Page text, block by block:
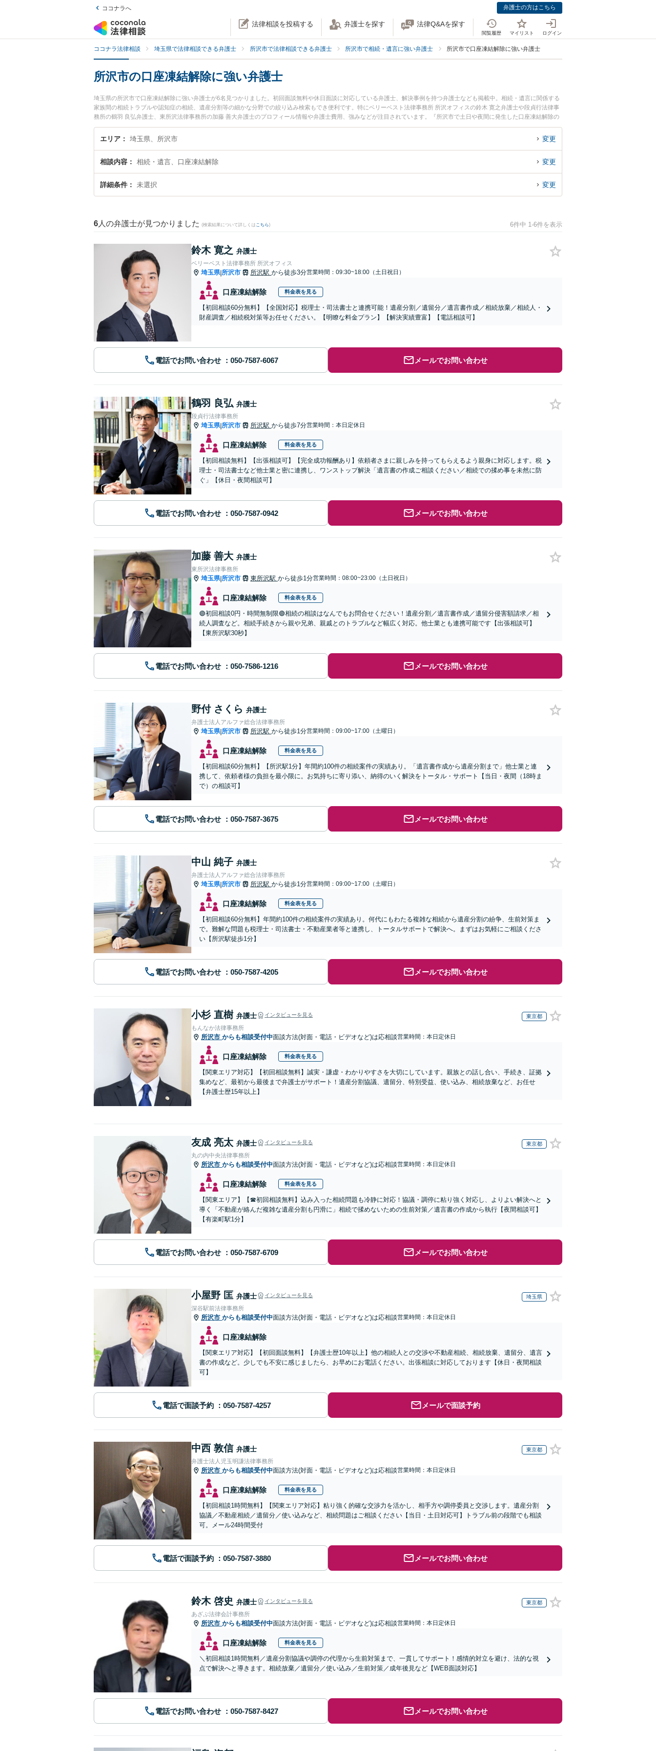
ココナラへ 弁護士の方はこちら
法律相談を投稿する 弁護士を探す 法律Q&Aを探す
閲覧履歴 マイリスト ログイン
ココナラ法律相談 埼玉県で法律相談できる弁護士 所沢市で法律相談できる弁護士 所沢市で相続・遺言に強い弁護士 所沢市で口座凍結解除に強い弁護士
所沢市の口座凍結解除に強い弁護士
埼玉県の所沢市で口座凍結解除に強い弁護士が6名見つかりました。初回面談無料や休日面談に対応している弁護士、解決事例を持つ弁護士なども掲載中。相続・遺言に関係する
家族間の相続トラブルや認知症の相続、遺産分割等の細かな分野での絞り込み検索もでき便利です。特にベリーベスト法律事務所 所沢オフィスの鈴木 寛之弁護士や段貞行法律事
務所の鶴羽 良弘弁護士、東所沢法律事務所の加藤 善大弁護士のプロフィール情報や弁護士費用、強みなどが注目されています。『所沢市で土日や夜間に発生した口座凍結解除の
トラブルを今すぐに弁護士に相談したい』『口座凍結解除のトラブル解決の実績豊富な近くの弁護士を検索したい』『初回相談無料で口座凍結解除を法律相談できる所沢市内の弁
護士に相談予約したい』などでお困りの相談者さんにおすすめです。
エリア 埼玉県、所沢市 変更
相談内容 相続・遺言、口座凍結解除 変更
詳細条件 未選択 変更
6 人の弁護士が見つかりました (検索結果について詳しくは こちら) 6件中 1-6件を表示
鈴木 寛之 弁護士
ベリーベスト法律事務所 所沢オフィス
埼玉県|所沢市 所沢駅 から徒歩3分営業時間：09:30~18:00（土日祝日）
口座凍結解除 料金表を見る
【初回相談60分無料】【全国対応】税理士・司法書士と連携可能！遺産分割／遺留分／遺言書作成／相続放棄／相続人・
財産調査／相続税対策等お任せください。【明瞭な料金プラン】【解決実績豊富】【電話相談可】
電話でお問い合わせ メールでお問い合わせ
鶴羽 良弘 弁護士
段貞行法律事務所
埼玉県|所沢市 所沢駅 から徒歩7分営業時間：本日定休日
口座凍結解除 料金表を見る
【初回相談無料】【出張相談可】【完全成功報酬あり】依頼者さまに親しみを持ってもらえるよう親身に対応します。税
理士・司法書士など他士業と密に連携し、ワンストップ解決「遺言書の作成ご相談ください／相続での揉め事を未然に防
ぐ」【休日・夜間相談可】
電話でお問い合わせ メールでお問い合わせ
加藤 善大 弁護士
東所沢法律事務所
埼玉県|所沢市 東所沢駅 から徒歩1分営業時間：08:00~23:00（土日祝日）
口座凍結解除 料金表を見る
🟢初回相談0円・時間無制限🟢相続の相談はなんでもお問合せください！遺産分割／遺言書作成／遺留分侵害額請求／相
続人調査など。相続手続きから親や兄弟、親戚とのトラブルなど幅広く対応。他士業とも連携可能です【出張相談可】
【東所沢駅30秒】
電話でお問い合わせ メールでお問い合わせ
野付 さくら 弁護士
弁護士法人アルファ総合法律事務所
埼玉県|所沢市 所沢駅 から徒歩1分営業時間：09:00~17:00（土曜日）
口座凍結解除 料金表を見る
【初回相談60分無料】【所沢駅1分】年間約100件の相続案件の実績あり。「遺言書作成から遺産分割まで」他士業と連
携して、依頼者様の負担を最小限に。お気持ちに寄り添い、納得のいく解決をトータル・サポート【当日・夜間（18時ま
で）の相談可】
電話でお問い合わせ メールでお問い合わせ
中山 純子 弁護士
弁護士法人アルファ総合法律事務所
埼玉県|所沢市 所沢駅 から徒歩1分営業時間：09:00~17:00（土曜日）
口座凍結解除 料金表を見る
【初回相談60分無料】年間約100件の相続案件の実績あり。何代にもわたる複雑な相続から遺産分割の紛争、生前対策ま
で。難解な問題も税理士・司法書士・不動産業者等と連携し、トータルサポートで解決へ。まずはお気軽にご相談くださ
い【所沢駅徒歩1分】
電話でお問い合わせ メールでお問い合わせ
小杉 直樹 弁護士 インタビューを見る 東京都
もんなか法律事務所
所沢市 からも相談受付中面談方法(対面・電話・ビデオなど)は応相談営業時間：本日定休日
口座凍結解除 料金表を見る
【関東エリア対応】【初回相談無料】誠実・謙虚・わかりやすさを大切にしています。親族との話し合い、手続き、証拠
集めなど、最初から最後まで弁護士がサポート！遺産分割協議、遺留分、特別受益、使い込み、相続放棄など、お任せ
【弁護士歴15年以上】
友成 亮太 弁護士 インタビューを見る 東京都
丸の内中央法律事務所
所沢市 からも相談受付中面談方法(対面・電話・ビデオなど)は応相談営業時間：本日定休日
口座凍結解除 料金表を見る
【関東エリア】【☎︎初回相談無料】込み入った相続問題も冷静に対応！協議・調停に粘り強く対応し、よりよい解決へと
導く「不動産が絡んだ複雑な遺産分割も円滑に」相続で揉めないための生前対策／遺言書の作成から執行【夜間相談可】
【有楽町駅1分】
電話でお問い合わせ メールでお問い合わせ
小屋野 匡 弁護士 インタビューを見る 埼玉県
深谷駅前法律事務所
所沢市 からも相談受付中面談方法(対面・電話・ビデオなど)は応相談営業時間：本日定休日
口座凍結解除
【関東エリア対応】【初回面談無料】【弁護士歴10年以上】他の相続人との交渉や不動産相続、相続放棄、遺留分、遺言
書の作成など。少しでも不安に感じましたら、お早めにお電話ください。出張相談に対応しております【休日・夜間相談
可】
電話で面談予約 メールで面談予約
中西 敦信 弁護士 東京都
弁護士法人児玉明謙法律事務所
所沢市 からも相談受付中面談方法(対面・電話・ビデオなど)は応相談営業時間：本日定休日
口座凍結解除 料金表を見る
【初回相談1時間無料】【関東エリア対応】粘り強く的確な交渉力を活かし、相手方や調停委員と交渉します。遺産分割
協議／不動産相続／遺留分／使い込みなど、相続問題はご相談ください【当日・土日対応可】トラブル前の段階でも相談
可。メール24時間受付
電話で面談予約 メールでお問い合わせ
鈴木 啓史 弁護士 インタビューを見る 東京都
あざぶ法律会計事務所
所沢市 からも相談受付中面談方法(対面・電話・ビデオなど)は応相談営業時間：本日定休日
口座凍結解除 料金表を見る
＼初回相談1時間無料／遺産分割協議や調停の代理から生前対策まで、一貫してサポート！感情的対立を避け、法的な視
点で解決へと導きます。相続放棄／遺留分／使い込み／生前対策／成年後見など【WEB面談対応】
電話でお問い合わせ メールでお問い合わせ